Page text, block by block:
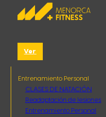
Ver
Entrenamiento Personal
CLASES DE NATACIÓN
Readaptación de lesiones
Entrenamiento Personal